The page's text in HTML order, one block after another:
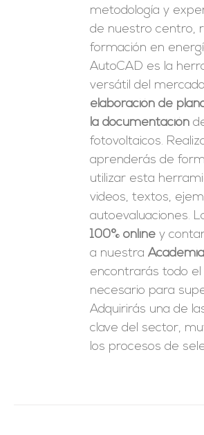
metodología y
de nuestro centro,
formación en
AutoCAD es la
versátil del
elaboración de
la documentación
fotovoltaicos.
aprenderás de
utilizar esta
videos, textos,
autoevaluaciones.
100% online y
a nuestra
encontrarás todo
necesario para
Adquirirás una de
clave del sector,
los procesos de